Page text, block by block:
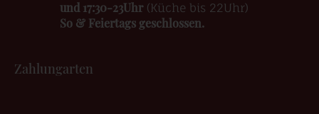
und 17:30-23Uhr(Küche bis 22Uhr)
So & Feiertags geschlossen.
Zahlungarten